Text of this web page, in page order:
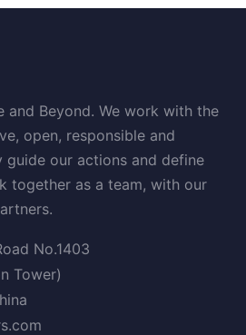
and Beyond. We work with the
open, responsible and
guide our actions and define
together as a team, with our
No.1403
Tower)